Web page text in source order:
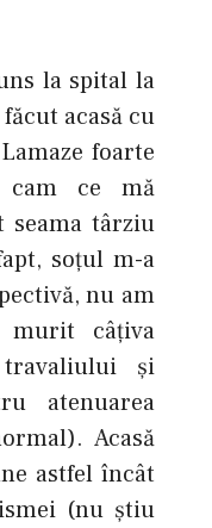
la spital la
acasă cu
foarte
ce mă
seama târziu
soţul m-a
nu am
câţiva
şi
atenuarea
Acasă
astfel încât
(nu ştiu